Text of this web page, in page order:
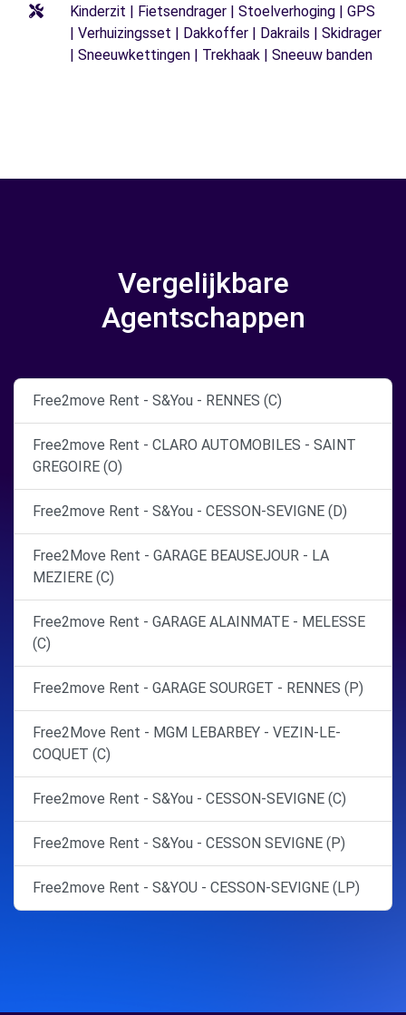
Kinderzit | Fietsendrager | Stoelverhoging | GPS
| Verhuizingsset | Dakkoffer | Dakrails | Skidrager
| Sneeuwkettingen | Trekhaak | Sneeuw banden
Vergelijkbare
Agentschappen
Free2move Rent - S&You - RENNES (C)
Free2move Rent - CLARO AUTOMOBILES - SAINT
GREGOIRE (O)
Free2move Rent - S&You - CESSON-SEVIGNE (D)
Free2Move Rent - GARAGE BEAUSEJOUR - LA
MEZIERE (C)
Free2move Rent - GARAGE ALAINMATE - MELESSE
(C)
Free2move Rent - GARAGE SOURGET - RENNES (P)
Free2Move Rent - MGM LEBARBEY - VEZIN-LE-
COQUET (C)
Free2move Rent - S&You - CESSON-SEVIGNE (C)
Free2move Rent - S&You - CESSON SEVIGNE (P)
Free2move Rent - S&YOU - CESSON-SEVIGNE (LP)